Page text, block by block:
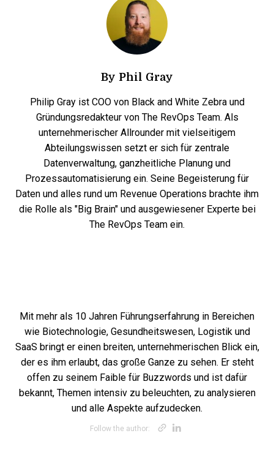
By Phil Gray
Philip Gray ist COO von Black and White Zebra und
Gründungsredakteur von The RevOps Team. Als
unternehmerischer Allrounder mit vielseitigem
Abteilungswissen setzt er sich für zentrale
Datenverwaltung, ganzheitliche Planung und
Prozessautomatisierung ein. Seine Begeisterung für
Daten und alles rund um Revenue Operations brachte ihm
die Rolle als "Big Brain" und ausgewiesener Experte bei
The RevOps Team ein.
Mit mehr als 10 Jahren Führungserfahrung in Bereichen
wie Biotechnologie, Gesundheitswesen, Logistik und
SaaS bringt er einen breiten, unternehmerischen Blick ein,
der es ihm erlaubt, das große Ganze zu sehen. Er steht
offen zu seinem Faible für Buzzwords und ist dafür
bekannt, Themen intensiv zu beleuchten, zu analysieren
und alle Aspekte aufzudecken.
Follow the author: Opens new